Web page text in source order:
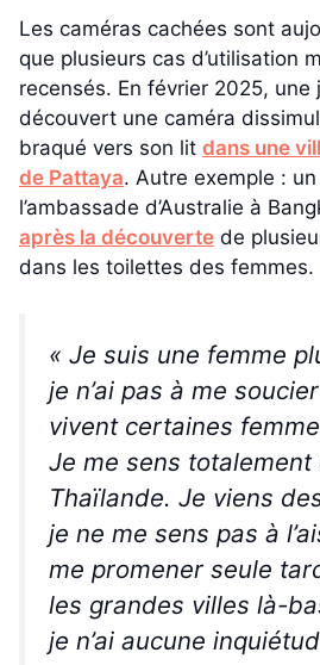
Les caméras cachées sont
que plusieurs cas d’utilisation
recensés. En février 2025, une
découvert une caméra
braqué vers son lit dans une
de Pattaya. Autre exemple :
l’ambassade d’Australie à
après la découverte de
dans les toilettes des femmes.
« Je suis une femme
je n’ai pas à me
vivent certaines
Je me sens totalement
Thaïlande. Je viens
je ne me sens pas à
me promener seule
les grandes villes là-
je n’ai aucune